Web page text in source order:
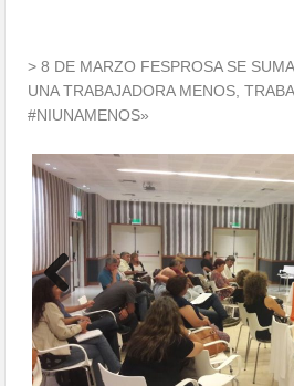
> 8 DE MARZO FESPROSA SE
UNA TRABAJADORA MENOS,
#NIUNAMENOS»
Previous